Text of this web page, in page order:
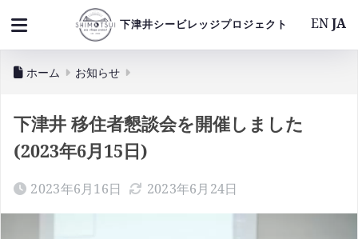
下津井シービレッジプロジェクト
ホーム お知らせ
下津井 移住者懇談会を開催しました
(2023年6月15日)
2023年6月16日 2023年6月24日
ENJA